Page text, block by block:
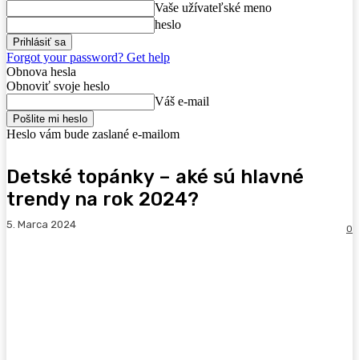
Vaše užívateľské meno
heslo
Forgot your password? Get help
Obnova hesla
Obnoviť svoje heslo
Váš e-mail
Heslo vám bude zaslané e-mailom
Detské topánky – aké sú hlavné
trendy na rok 2024?
5. Marca 2024 0